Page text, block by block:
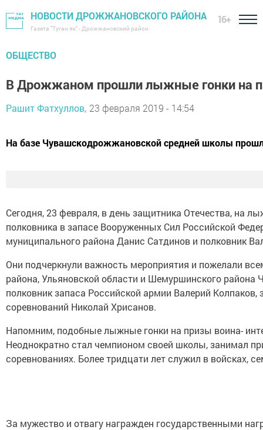
НОВОСТИ ДРОЖЖАНОВСКОГО РАЙОНА
Газета "Туган як" - Дрожжановский район
16+
ОБЩЕСТВО
В Дрожжаном прошли лыжные гонки на
Рашит Фатхуллов, 23 февраля 2019 - 14:54
На базе Чувашскодрожжановской средней школы
Сегодня, 23 февраля, в день защитника Отечества, на
полковника в запасе Вооруженных Сил Российской
муниципального района Данис Сатдинов и полковник
Они подчеркнули важность мероприятия и пожелали
района, Ульяновской области и Шемуршинского
полковник запаса Российской армии Валерий
соревнований Николай Хрисанов.
Напомним, подобные лыжные гонки на призы воина-
Неоднократно стал чемпионом своей школы, занимал
соревнованиях. Более тридцати лет служил в войсках,
За мужество и отвагу награжден государственными